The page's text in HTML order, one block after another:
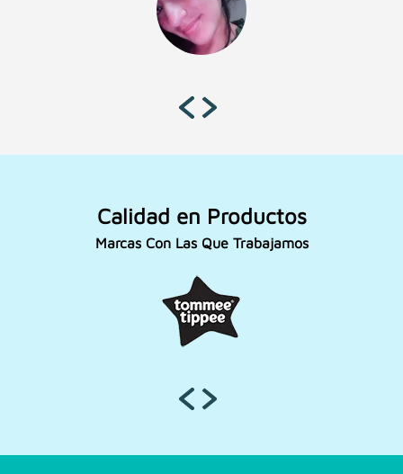
Calidad en Productos
Marcas Con Las Que Trabajamos